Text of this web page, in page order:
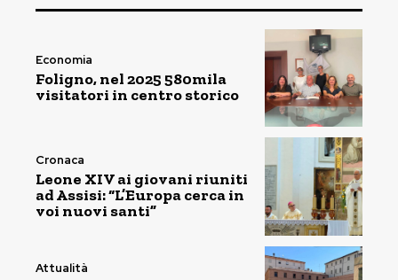
Economia
Foligno, nel 2025 580mila
visitatori in centro storico
Cronaca
Leone XIV ai giovani riuniti
ad Assisi: “L’Europa cerca in
voi nuovi santi”
Attualità